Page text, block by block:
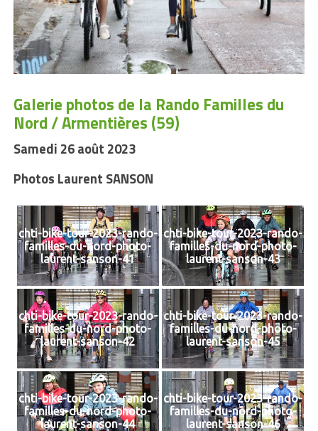
Galerie photos de la Rando Familles du
Nord / Armentières (59)
Samedi 26 août 2023
Photos Laurent SANSON
chti-bike-tour-2023-rando-
familles-du-nord-photo-
laurent-sanson-41
chti-bike-tour-2023-rando-
familles-du-nord-photo-
laurent-sanson-43
chti-bike-tour-2023-rando-
familles-du-nord-photo-
laurent-sanson-42
chti-bike-tour-2023-rando-
familles-du-nord-photo-
laurent-sanson-45
chti-bike-tour-2023-rando-
familles-du-nord-photo-
laurent-sanson-44
chti-bike-tour-2023-rando-
familles-du-nord-photo-
laurent-sanson-46